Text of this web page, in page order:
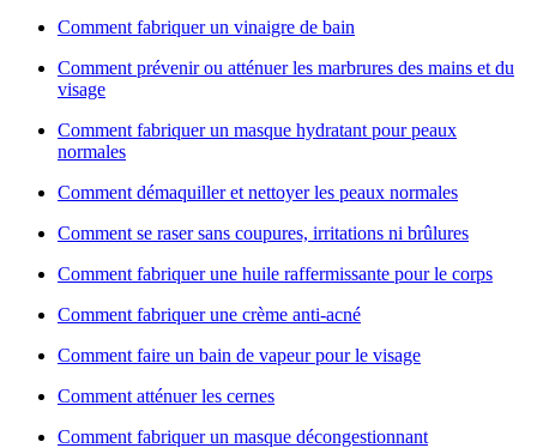
Comment fabriquer un vinaigre de bain
Comment prévenir ou atténuer les marbrures des mains et du
visage
Comment fabriquer un masque hydratant pour peaux
normales
Comment démaquiller et nettoyer les peaux normales
Comment se raser sans coupures, irritations ni brûlures
Comment fabriquer une huile raffermissante pour le corps
Comment fabriquer une crème anti-acné
Comment faire un bain de vapeur pour le visage
Comment atténuer les cernes
Comment fabriquer un masque décongestionnant